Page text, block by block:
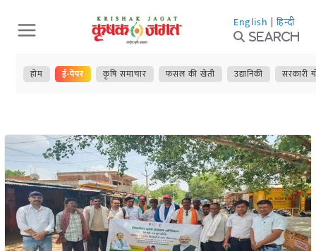
Skip
to
content
English | हिन्दी
Search
होम ई-पेपर कृषि समाचार फसल की खेती उद्यानिकी सरकारी